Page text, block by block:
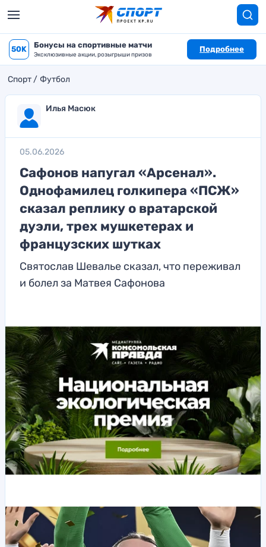
50K Бонусы на спортивные матчи
Эксклюзивные акции, розыгрыши призов
Подробнее
Спорт Футбол
Илья Масюк
05.06.2026
Сафонов напугал «Арсенал».
Однофамилец голкипера «ПСЖ»
сказал реплику о вратарской
дуэли, трех мушкетерах и
французских шутках
Святослав Шевалье сказал, что переживал
и болел за Матвея Сафонова